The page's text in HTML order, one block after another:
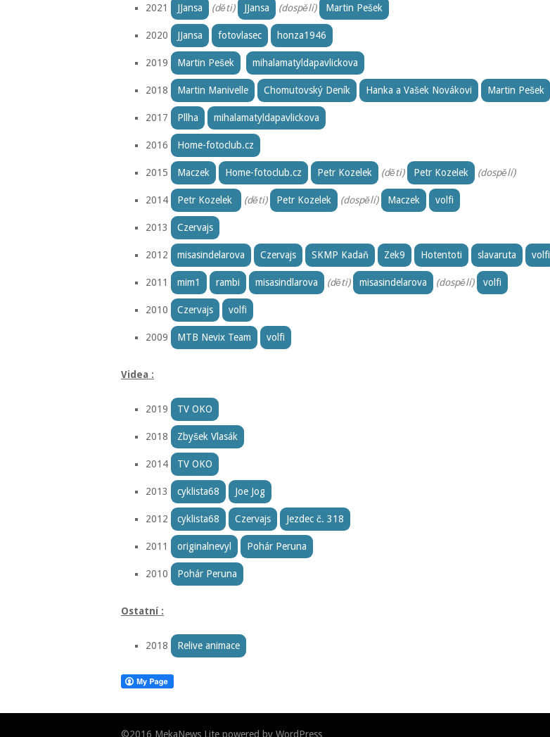
2021 JJansa (děti) JJansa (dospělí) Martin Pešek
2020 JJansa fotovlasec honza1946
2019 Martin Pešek mihalamatyldapavlickova
2018 Martin Manivelle Chomutovský Deník Hanka a Vašek Novákovi Martin Pešek
2017 Pllha mihalamatyldapavlickova
2016 Home-fotoclub.cz
2015 Maczek Home-fotoclub.cz Petr Kozelek (děti) Petr Kozelek (dospělí)
2014 Petr Kozelek (děti) Petr Kozelek (dospělí) Maczek volfi
2013 Czervajs
2012 misasindelarova Czervajs SKMP Kadaň Zek9 Hotentoti slavaruta volfi
2011 mim1 rambi misasindlarova (děti) misasindelarova (dospělí) volfi
2010 Czervajs volfi
2009 MTB Nevix Team volfi
Videa :
2019 TV OKO
2018 Zbyšek Vlasák
2014 TV OKO
2013 cyklista68 Joe Jog
2012 cyklista68 Czervajs Jezdec č. 318
2011 originalnevyl Pohár Peruna
2010 Pohár Peruna
Ostatní :
2018 Relive animace
©2016 MekaNews Lite powered by WordPress